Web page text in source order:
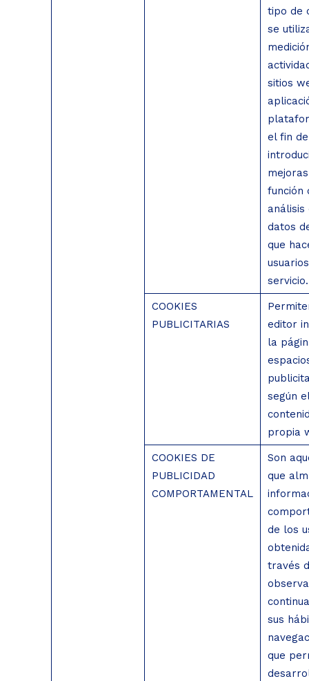
tipo de
se
sitios
el fin de
función
análisis
datos
que
servicio.
COOKIES
PUBLICITARIAS
editor
la
según
propia
COOKIES DE
PUBLICIDAD
COMPORTAMENTAL
Son
que
de los
través
sus
que